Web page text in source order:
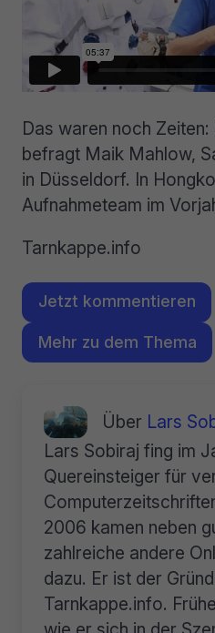
Das waren noch
befragt Maik Mahlow,
in Düsseldorf. In
Aufnahmeteam im
Tarnkappe.info
Jetzt kommentieren
Mehr zu dem Thema
Über Lars
Lars Sobiraj fing im
Quereinsteiger für
2006 kamen neben
zahlreiche andere
dazu. Er ist der
Tarnkappe.info.